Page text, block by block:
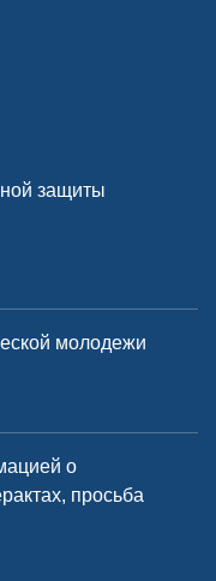
защиты
молодежи
о
просьба